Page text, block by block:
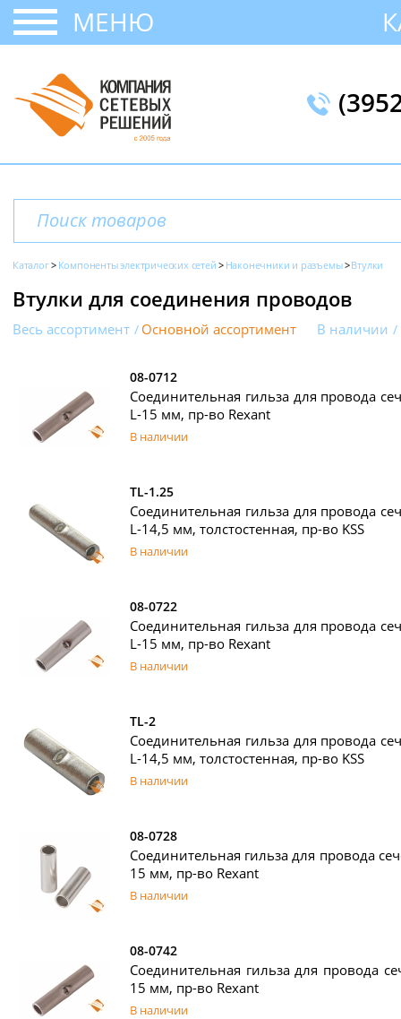
МЕНЮ
Каталог Компоненты электрических сетей Наконечники и разъемы Втулки
Втулки для соединения проводов
Весь ассортимент Основной ассортимент В наличии
08-0712
Соединительная гильза для провода
L-15 мм, пр-во Rexant
В наличии
TL-1.25
Соединительная гильза для провода
L-14,5 мм, толстостенная, пр-во KSS
В наличии
08-0722
Соединительная гильза для провода
L-15 мм, пр-во Rexant
В наличии
TL-2
Соединительная гильза для провода
L-14,5 мм, толстостенная, пр-во KSS
В наличии
08-0728
Соединительная гильза для провода
15 мм, пр-во Rexant
В наличии
08-0742
Соединительная гильза для провода
15 мм, пр-во Rexant
В наличии